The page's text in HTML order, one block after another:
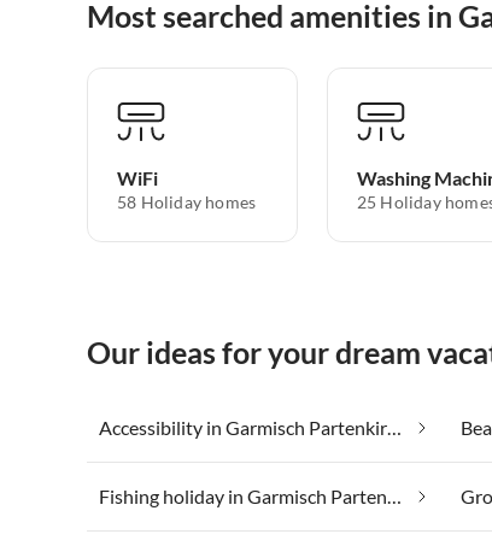
Most searched amenities in
WiFi
58 Holiday homes
Washing
25 Holiday
Our ideas for your dream
Accessibility in Garmisch Partenkirchen
Fishing holiday in Garmisch Partenkirchen